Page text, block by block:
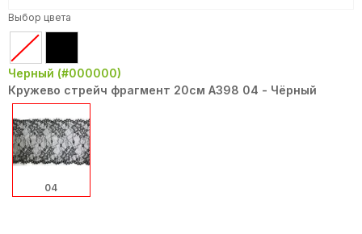
Выбор цвета
Черный (#000000)
Кружево стрейч фрагмент 20см A398 04 - Чёрный
04